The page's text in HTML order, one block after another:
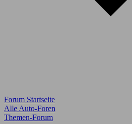
Forum Startseite
Alle Auto-Foren
Themen-Forum